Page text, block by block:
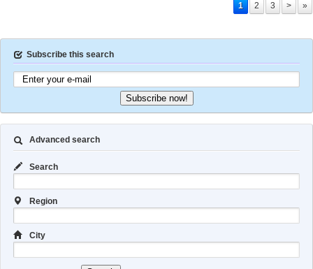
1 2 3 > »
Subscribe this search
Subscribe now!
Advanced search
Search
Region
City